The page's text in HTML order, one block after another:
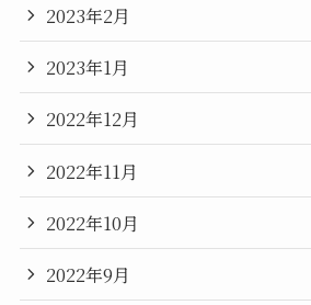
2023年2月
2023年1月
2022年12月
2022年11月
2022年10月
2022年9月